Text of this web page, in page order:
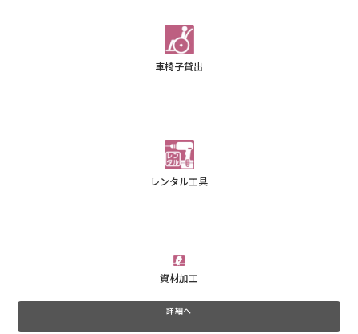
車椅子貸出
レンタル工具
資材加工
詳細へ